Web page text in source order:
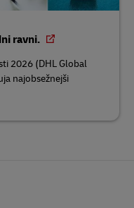
ravni.
2026 (DHL Global
najobsežnejši